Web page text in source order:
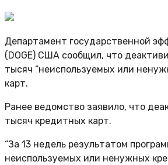
Департамент государственной
(DOGE) США сообщил, что
тысяч “неиспользуемых или
карт.
Ранее ведомство заявило, что
тысяч кредитных карт.
“За 13 недель результатом
неиспользуемых или ненужных